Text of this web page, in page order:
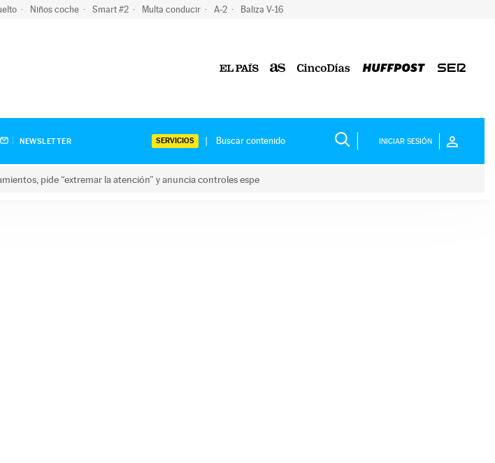
Niños coche Smart #2 Multa conducir A-2 Baliza V-16
NEWSLETTER SERVICIOS INICIAR SESIÓN
pide “extremar la atención” y anuncia controles espe